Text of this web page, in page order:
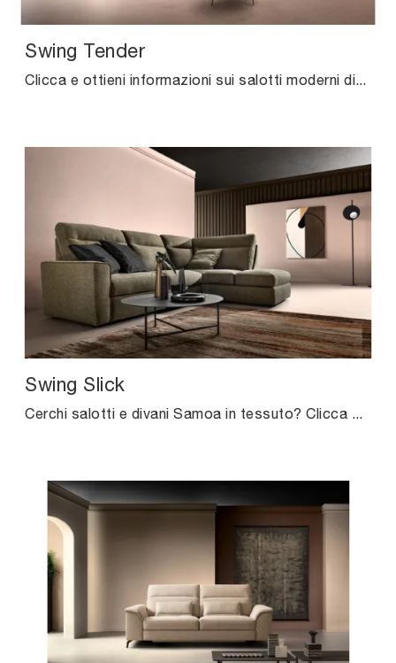
Swing Tender
Clicca e ottieni informazioni sui salotti moderni di Samoa! Vari modelli di divani, come Swing Tender, ti attendono.
Swing Slick